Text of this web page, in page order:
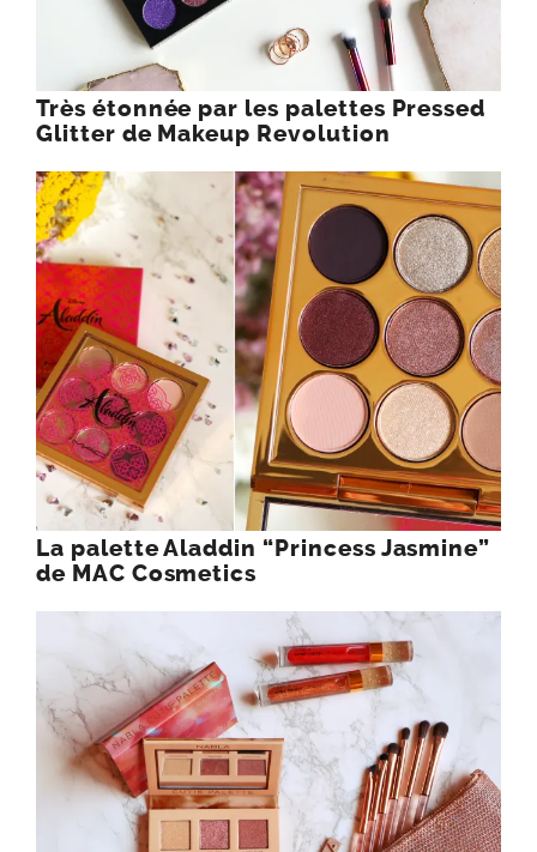
Très étonnée par les palettes Pressed
Glitter de Makeup Revolution
La palette Aladdin “Princess Jasmine”
de MAC Cosmetics